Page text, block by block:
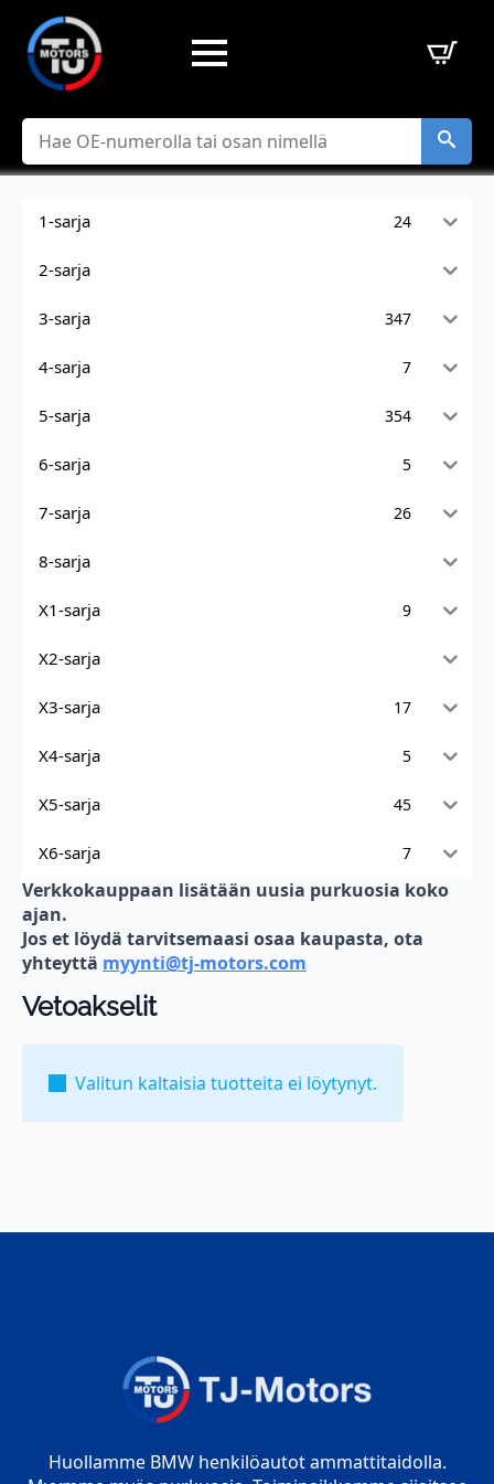
Hae
1-sarja 24
2-sarja
3-sarja 347
4-sarja 7
5-sarja 354
6-sarja 5
7-sarja 26
8-sarja
X1-sarja 9
X2-sarja
X3-sarja 17
X4-sarja 5
X5-sarja 45
X6-sarja 7
Verkkokauppaan lisätään uusia purkuosia koko
ajan.
Jos et löydä tarvitsemaasi osaa kaupasta, ota
yhteyttä myynti@tj-motors.com
Vetoakselit
Valitun kaltaisia tuotteita ei löytynyt.
Huollamme BMW henkilöautot ammattitaidolla.